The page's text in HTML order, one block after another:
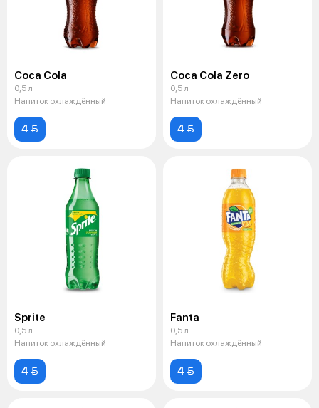
Coca Cola
0,5 л
Напиток охлаждённый
4 
Coca Cola Zero
0,5 л
Напиток охлаждённый
4 
Sprite
0,5 л
Напиток охлаждённый
4 
Fanta
0,5 л
Напиток охлаждённый
4 